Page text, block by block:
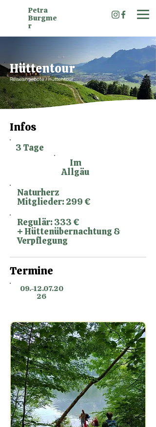
Petra
Burgme
r
Hüttentour
Reiseangebote / Hüttentour
Infos
3 Tage
Im
Allgäu
Naturherz
Mitglieder: 299 €
Regulär: 333 €
+ Hüttenübernachtung &
Verpflegung
Termine
09.-12.07.20
26